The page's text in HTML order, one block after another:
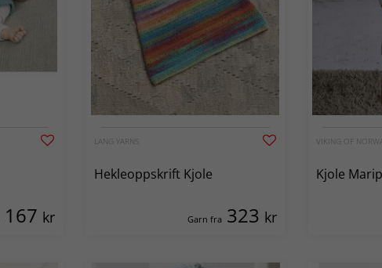
167 kr
LANG YARNS
Hekleoppskrift Kjole
Garn fra 323 kr
VIKING OF
Kjole